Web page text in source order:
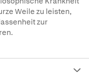
Weile zu leisten,
zur